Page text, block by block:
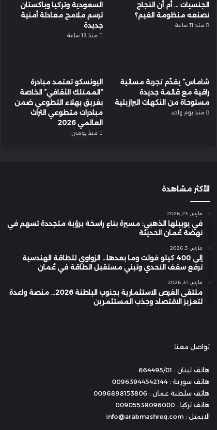
الجنسيات … أم أن النجاح
تصنعه منظومة القيم؟
منذ 11 ساعة
السعودية وتركيا وباكستان
ترسم ملامح معادلة أمنية
جديدة
منذ 13 ساعة
شاماس” يقدّم تجربة مسائية
راقية مع قائمة جديدة
مستوحاة من النكهات البرازيلية
منذ يوم واحد
اليونسكو تعتمد مبادرة
“الممتلك الثقافي” الخاصة
بفريق بهلاء التطوعي ضمن
مبادرات متطوعي التراث
العالمي 2026
منذ يومين
الأكثر مشاهدة
مارس 23, 2026
في يوبيلها الذهبي: مسيرة بناءٍ راسخة برؤية متجددة تسهم في
نهضة عُمان الحديثة
مارس 3, 2026
إلى 400 كيلو فولت وما بعدها… الزواوي للطاقة الهندسية
ترفع سقف التحدي وتبني مستقبل الطاقة في عُمان
مارس 31, 2026
ملتقى الفرص الاستثمارية بجنوب الباطنة 2026… منصة واعدة
لتعزيز الاقتصاد وجذب المستثمرين
تواصل معنا
هاتف لبنان : 664495/01
هاتف سورية : 00963944542144
هاتف سلطنة عمان : 0096898153806
هاتف تركيا : 00905539096000
الايميل : info@arabmashreq.com